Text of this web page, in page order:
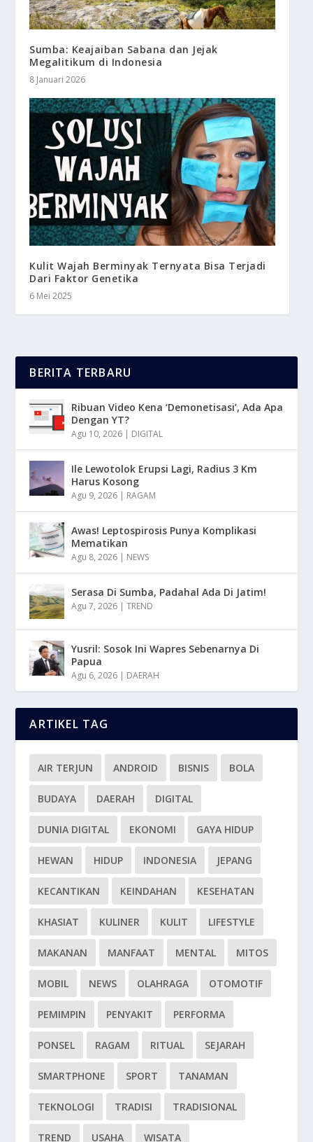
Sumba: Keajaiban Sabana dan Jejak
Megalitikum di Indonesia
8 Januari 2026
Kulit Wajah Berminyak Ternyata Bisa Terjadi
Dari Faktor Genetika
6 Mei 2025
BERITA TERBARU
Ribuan Video Kena ‘Demonetisasi’, Ada Apa
Dengan YT?
Agu 10, 2026 | DIGITAL
Ile Lewotolok Erupsi Lagi, Radius 3 Km
Harus Kosong
Agu 9, 2026 | RAGAM
Awas! Leptospirosis Punya Komplikasi
Mematikan
Agu 8, 2026 | NEWS
Serasa Di Sumba, Padahal Ada Di Jatim!
Agu 7, 2026 |TREND
Yusril: Sosok Ini Wapres Sebenarnya Di
Papua
Agu 6, 2026 | DAERAH
ARTIKEL TAG
AIR TERJUN ANDROID BISNIS BOLA
BUDAYA DAERAH DIGITAL
DUNIA DIGITAL EKONOMI GAYA HIDUP
HEWAN HIDUP INDONESIA JEPANG
KECANTIKAN KEINDAHAN KESEHATAN
KHASIAT KULINER KULIT LIFESTYLE
MAKANAN MANFAAT MENTAL MITOS
MOBIL NEWS OLAHRAGA OTOMOTIF
PEMIMPIN PENYAKIT PERFORMA
PONSEL RAGAM RITUAL SEJARAH
SMARTPHONE SPORT TANAMAN
TEKNOLOGI TRADISI TRADISIONAL
TREND USAHA WISATA